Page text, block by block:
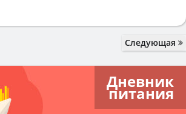
Следующая
Дневник
питания